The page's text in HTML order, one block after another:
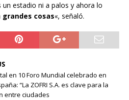
estadio ni a palos y ahora lo
grandes cosas«, señaló.
en 10 Foro Mundial celebrado en
“La ZOFRI S.A. es clave para la
entre ciudades